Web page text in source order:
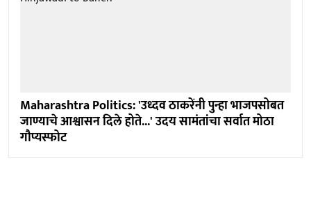
Maharashtra Politics: 'उध्दव ठाकरेंनी पुन्हा भाजपसोबत
जाण्याचे आश्वासन दिले होते...' उदय सामंतांचा सर्वात मोठा
गौप्यस्फोट